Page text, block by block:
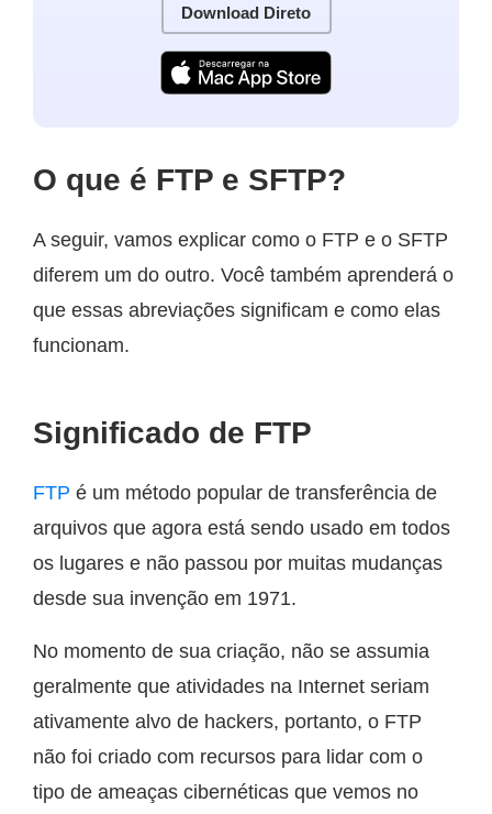
Download Direto
O que é FTP e SFTP?
A seguir, vamos explicar como o FTP e o SFTP
diferem um do outro. Você também aprenderá o
que essas abreviações significam e como elas
funcionam.
Significado de FTP
FTP é um método popular de transferência de
arquivos que agora está sendo usado em todos
os lugares e não passou por muitas mudanças
desde sua invenção em 1971.
No momento de sua criação, não se assumia
geralmente que atividades na Internet seriam
ativamente alvo de hackers, portanto, o FTP
não foi criado com recursos para lidar com o
tipo de ameaças cibernéticas que vemos no